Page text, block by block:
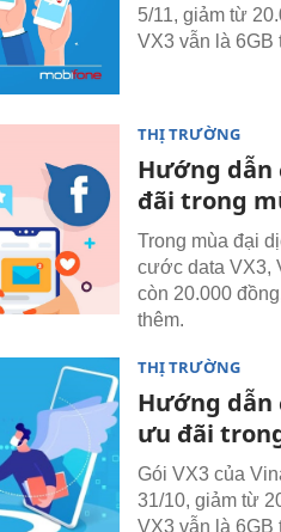
5/11, giảm từ
VX3 vẫn là 6GB
THỊ TRƯỜNG
Hướng dẫn
đãi trong
Trong mùa đại
cước data VX3,
còn 20.000
thêm.
THỊ TRƯỜNG
Hướng dẫn
ưu đãi
Gói VX3 của
31/10, giảm từ
VX3 vẫn là 6GB